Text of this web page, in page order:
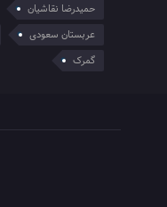
حمیدرضا نقاشیان
عربستان سعودی
گمرک